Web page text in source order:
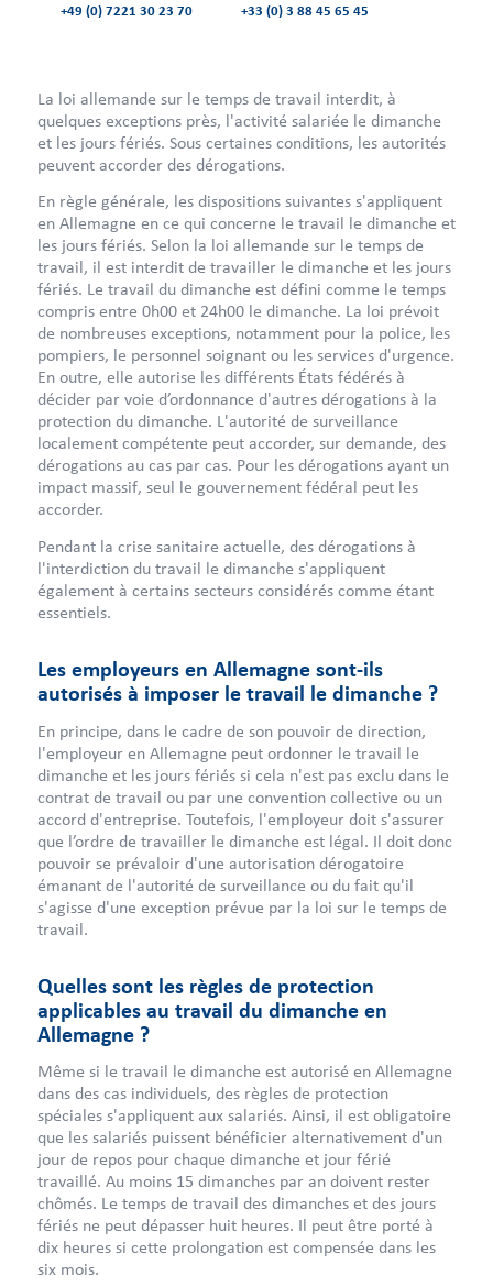
+49 (0) 7221 30 23 70 +33 (0) 3 88 45 65 45
La loi allemande sur le temps de travail interdit, à
quelques exceptions près, l'activité salariée le dimanche
et les jours fériés. Sous certaines conditions, les autorités
peuvent accorder des dérogations.
En règle générale, les dispositions suivantes s'appliquent
en Allemagne en ce qui concerne le travail le dimanche et
les jours fériés. Selon la loi allemande sur le temps de
travail, il est interdit de travailler le dimanche et les jours
fériés. Le travail du dimanche est défini comme le temps
compris entre 0h00 et 24h00 le dimanche. La loi prévoit
de nombreuses exceptions, notamment pour la police, les
pompiers, le personnel soignant ou les services d'urgence.
En outre, elle autorise les différents États fédérés à
décider par voie d’ordonnance d'autres dérogations à la
protection du dimanche. L'autorité de surveillance
localement compétente peut accorder, sur demande, des
dérogations au cas par cas. Pour les dérogations ayant un
impact massif, seul le gouvernement fédéral peut les
accorder.
Pendant la crise sanitaire actuelle, des dérogations à
l'interdiction du travail le dimanche s'appliquent
également à certains secteurs considérés comme étant
essentiels.
Les employeurs en Allemagne sont-ils
autorisés à imposer le travail le dimanche ?
En principe, dans le cadre de son pouvoir de direction,
l'employeur en Allemagne peut ordonner le travail le
dimanche et les jours fériés si cela n'est pas exclu dans le
contrat de travail ou par une convention collective ou un
accord d'entreprise. Toutefois, l'employeur doit s'assurer
que l’ordre de travailler le dimanche est légal. Il doit donc
pouvoir se prévaloir d'une autorisation dérogatoire
émanant de l'autorité de surveillance ou du fait qu'il
s'agisse d'une exception prévue par la loi sur le temps de
travail.
Quelles sont les règles de protection
applicables au travail du dimanche en
Allemagne ?
Même si le travail le dimanche est autorisé en Allemagne
dans des cas individuels, des règles de protection
spéciales s'appliquent aux salariés. Ainsi, il est obligatoire
que les salariés puissent bénéficier alternativement d'un
jour de repos pour chaque dimanche et jour férié
travaillé. Au moins 15 dimanches par an doivent rester
chômés. Le temps de travail des dimanches et des jours
fériés ne peut dépasser huit heures. Il peut être porté à
dix heures si cette prolongation est compensée dans les
six mois.